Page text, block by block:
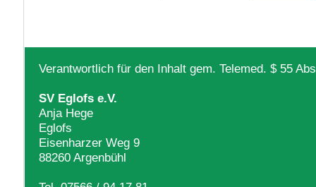
Verantwortlich für den Inhalt gem. Telemed. $ 55
SV Eglofs e.V.
Anja Hege
Eglofs
Eisenharzer Weg 9
88260 Argenbühl